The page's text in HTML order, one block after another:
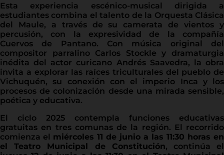
Esta experiencia escénico-musical dirigida a
estudiantes combina el talento de la Orquesta Clásica
del Maule, a través de su camerata de vientos y
percusión, con la expresividad de la compañía
Cuervos de Pantano. Con música original del
compositor parralino Carlos Stockle y dramaturgia
inédita del actor curicano Andrés Saavedra, la obra
invita a explorar las raíces triculturales del pueblo de
Vichuquén, su conexión con el imperio Inca y los
procesos de colonización desde una mirada sensible,
poética y educativa.
El ciclo 2025 contempla funciones educativas
gratuitas en tres comunas de la región. El recorrido
comienza el miércoles 11 de junio a las 11:30 horas en
el Teatro Municipal de Constitución, continúa el